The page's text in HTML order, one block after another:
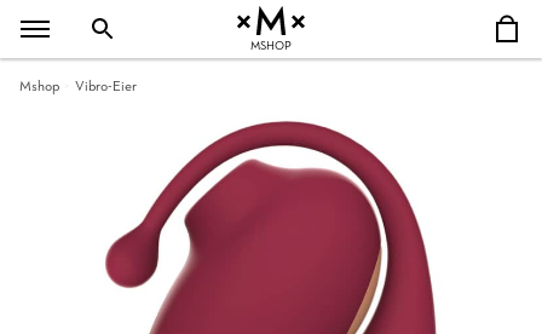
MSHOP
Mshop Vibro-Eier